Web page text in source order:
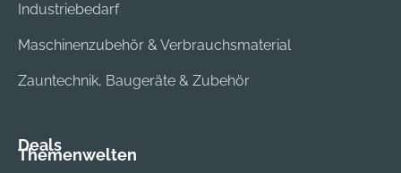
Industriebedarf
Maschinenzubehör & Verbrauchsmaterial
Zauntechnik, Baugeräte & Zubehör
Deals
Themenwelten